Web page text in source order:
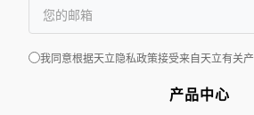
我同意根据天立隐私政策接受来自天立有关
产品中心